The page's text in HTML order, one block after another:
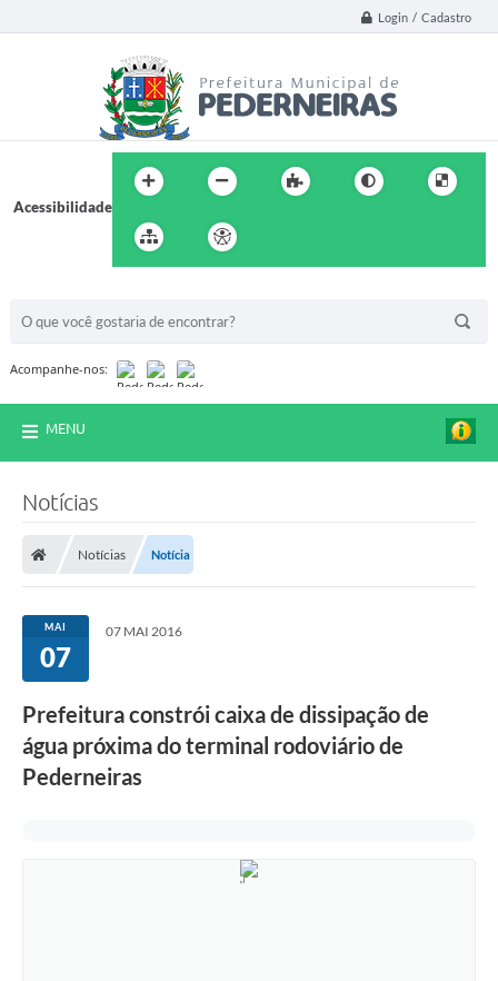
Login / Cadastro
Acessibilidade
Acompanhe-nos:
MENU
Notícias
Notícias Notícia
MAI
07
07 MAI 2016
Prefeitura constrói caixa de dissipação de
água próxima do terminal rodoviário de
Pederneiras